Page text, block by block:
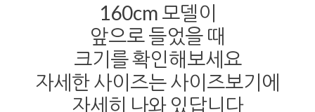
160cm 모델이
앞으로 들었을 때
크기를 확인해보세요
자세한 사이즈는 사이즈보기에
자세히 나와 있답니다